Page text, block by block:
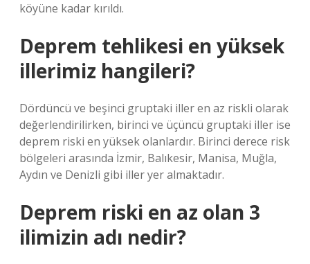
köyüne kadar kırıldı.
Deprem tehlikesi en yüksek
illerimiz hangileri?
Dördüncü ve beşinci gruptaki iller en az riskli olarak
değerlendirilirken, birinci ve üçüncü gruptaki iller ise
deprem riski en yüksek olanlardır. Birinci derece risk
bölgeleri arasında İzmir, Balıkesir, Manisa, Muğla,
Aydın ve Denizli gibi iller yer almaktadır.
Deprem riski en az olan 3
ilimizin adı nedir?